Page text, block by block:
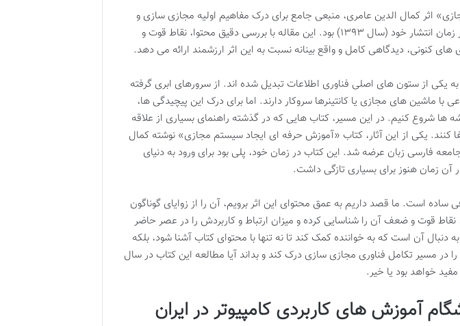
اثر کمال الدین عامری، منبعی جامع برای درک مفاهیم اولیه مجازی سازی و
کار با نرم افزار VMware Workstation در زمان انتشار خود (سال ۱۳۹۳) بود. این مقاله با بررسی دقیق محتوا، نقاط قوت و
های کنونی، دیدگاهی کامل و واقع بینانه نسبت به این اثر ارزشمند ارائه می دهد.
به یکی از ستون های اصلی فناوری اطلاعات تبدیل شده اند. از سرورهای ابری گرفته
با ماشین های مجازی یا کانتینرها سروکار دارند. اما برای درک این پیچیدگی ها،
ها شروع کنیم. در این مسیر، کتاب هایی که در گذشته راهنمای بسیاری از علاقه
کنند. یکی از این آثار، کتاب «آموزش حرفه ای ایجاد سیستم مجازی» نوشته کمال
عامری است که در سال ۱۳۹۳ به جامعه فارسی زبان عرضه شد. این کتاب در زمان خود، پلی بود برای ورود به دنیای
زمان هنوز برای بسیاری تازگی داشت.
است. ما قصد داریم به عمق محتوای این اثر برویم، آن را از زوایای گوناگون
نقاط قوت و ضعف آن را شناسایی کرده و میزان ارتباط و کاربردش را در عصر حاضر
دنبال آن است که به خواننده کمک کند تا نه تنها با محتوای کتاب آشنا شود، بلکه
در مسیر تکامل فناوری مجازی سازی درک کند و بداند آیا مطالعه این کتاب در سال
آموزش های کاربردی کامپیوتر در ایران